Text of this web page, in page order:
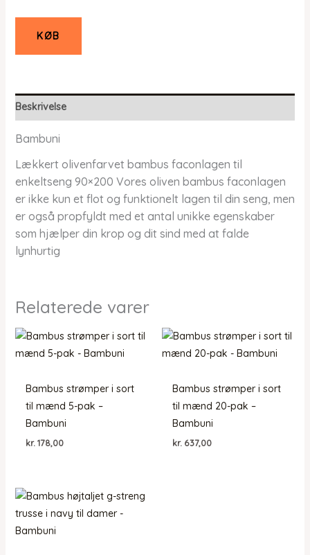
KØB
Beskrivelse
Bambuni
Lækkert olivenfarvet bambus faconlagen til
enkeltseng 90×200 Vores oliven bambus faconlagen
er ikke kun et flot og funktionelt lagen til din seng, men
er også propfyldt med et antal unikke egenskaber
som hjælper din krop og dit sind med at falde
lynhurtig
Relaterede varer
Bambus strømper i sort
til mænd 5-pak –
Bambuni
kr.178,00
Bambus strømper i sort
til mænd 20-pak –
Bambuni
kr. 637,00